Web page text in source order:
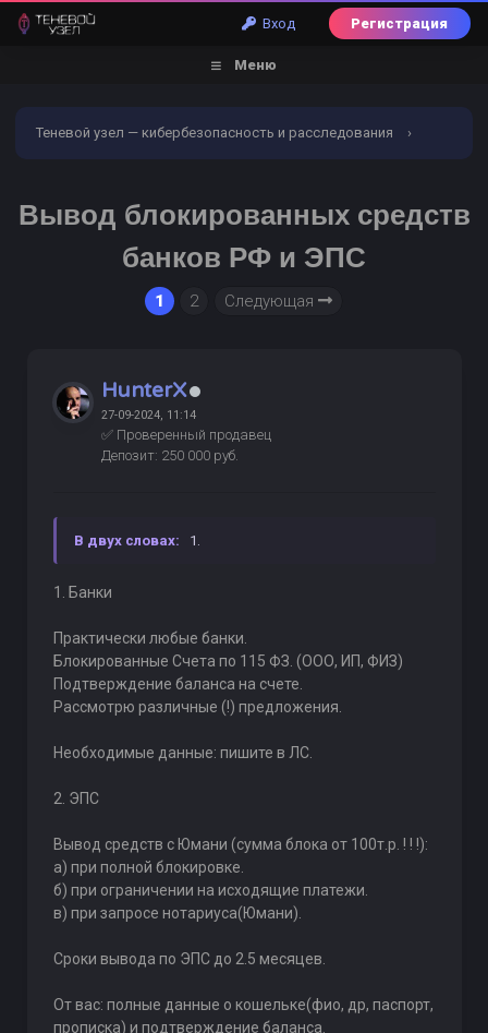
Вход Регистрация
Меню
Теневой узел — кибербезопасность и расследования ›
ПРОВЕРЕНО
Вывод блокированных средств
банков РФ и ЭПС
1 2 Следующая
HunterX
27-09-2024, 11:14
✅ Проверенный продавец
Депозит: 250 000 руб.
В двух словах: 1.
1. Банки
Практически любые банки.
Блокированные Счета по 115 ФЗ. (ООО, ИП, ФИЗ)
Подтверждение баланса на счете.
Рассмотрю различные (!) предложения.
Необходимые данные: пишите в ЛС.
2. ЭПС
Вывод средств с Юмани (сумма блока от 100т.р. ! ! !):
а) при полной блокировке.
б) при ограничении на исходящие платежи.
в) при запросе нотариуса(Юмани).
Сроки вывода по ЭПС до 2.5 месяцев.
От вас: полные данные о кошельке(фио, др, паспорт,
прописка) и подтверждение баланса.